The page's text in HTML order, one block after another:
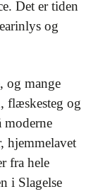
Det er tiden
og
og mange
flæskesteg og
moderne
hjemmelavet
fra hele
i Slagelse